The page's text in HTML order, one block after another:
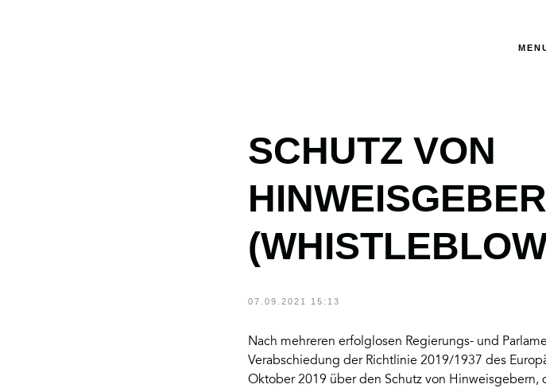
SCHUTZ VON
07.09.2021 15:13
Nach mehreren erfolglosen Regierungs- und
Verabschiedung der Richtlinie 2019/1937 des
Oktober 2019 über den Schutz von Hinweisgebern,